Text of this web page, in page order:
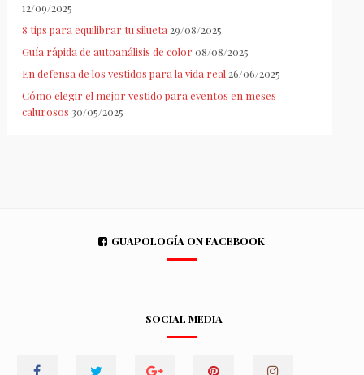
12/09/2025
8 tips para equilibrar tu silueta 29/08/2025
Guía rápida de autoanálisis de color 08/08/2025
En defensa de los vestidos para la vida real 26/06/2025
Cómo elegir el mejor vestido para eventos en meses
calurosos 30/05/2025
GUAPOLOGÍA ON FACEBOOK
SOCIAL MEDIA